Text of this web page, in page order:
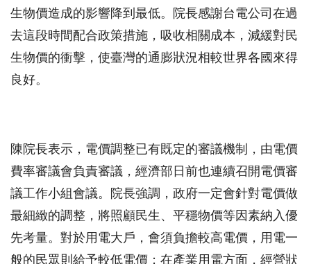
生物價造成的影響降到最低。院長感謝台電公司在過
去這段時間配合政策措施，吸收相關成本，減緩對民
生物價的衝擊，使臺灣的通膨狀況相較世界各國來得
良好。
陳院長表示，電價調整已有既定的審議機制，由電價
費率審議會負責審議，經濟部日前也連續召開電價審
議工作小組會議。院長強調，政府一定會針對電價做
最細緻的調整，將照顧民生、平穩物價等因素納入優
先考量。對於用電大戶，會須負擔較高電價，用電一
般的民眾則給予較低電價；在產業用電方面，經營狀